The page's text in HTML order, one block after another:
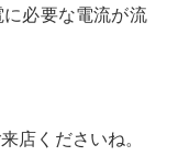
必要な電流が流
店くださいね。